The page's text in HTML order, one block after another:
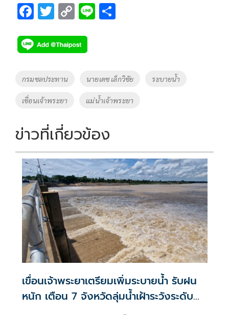
F
e
b
o
o
k
T
tt
er
C
p
y
Li
Li
Tags
กรมชลประทาน นายเดช เล็กวิชัย ระบายน้ำ
เขื่อนเจ้าพระยา แม่น้ำเจ้าพระยา
ข่าวที่เกี่ยวข้อง
เขื่อนเจ้าพระยาเตรียมเพิ่มระบายน้ำ รับฝน
หนัก เตือน 7 จังหวัดลุ่มน้ำเฝ้าระวังระดับน้ำ